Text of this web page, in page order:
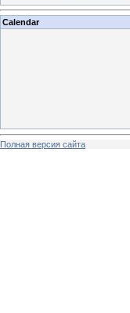
Calendar
Полная версия сайта